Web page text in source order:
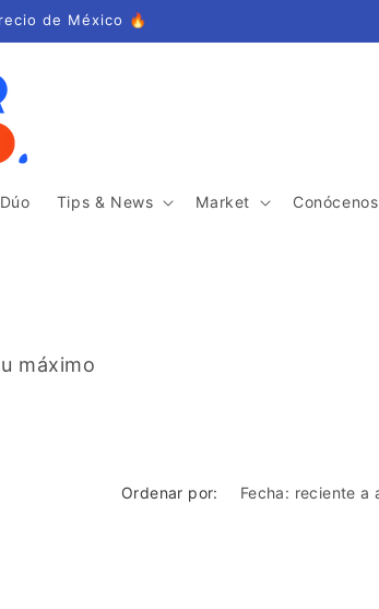
de México 🔥
Tips & News Market Conócenos
máximo
Ordenar por: